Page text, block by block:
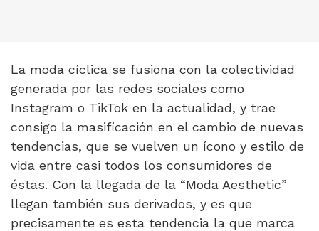
La moda cíclica se fusiona con la colectividad
generada por las redes sociales como
Instagram o TikTok en la actualidad, y trae
consigo la masificación en el cambio de nuevas
tendencias, que se vuelven un ícono y estilo de
vida entre casi todos los consumidores de
éstas. Con la llegada de la “Moda Aesthetic”
llegan también sus derivados, y es que
precisamente es esta tendencia la que marca